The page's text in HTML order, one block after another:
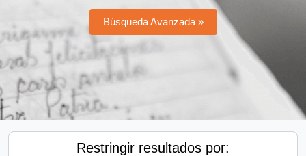
Búsqueda Avanzada »
Restringir resultados por: